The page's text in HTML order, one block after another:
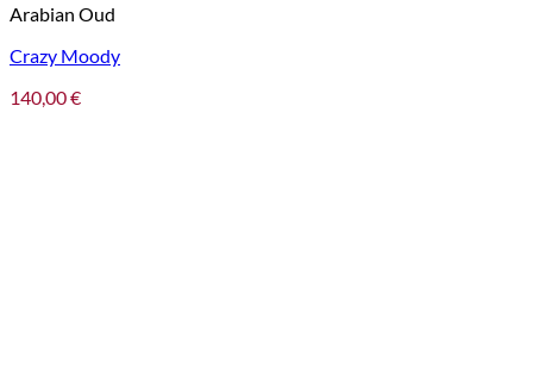
Arabian Oud
Crazy Moody
140,00€